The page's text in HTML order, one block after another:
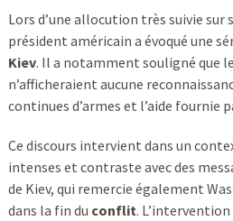
Lors d’une allocution très suivie sur
président américain a évoqué une
Kiev. Il a notamment souligné que
n’afficheraient aucune
continues d’armes et l’aide fournie
Ce discours intervient dans un
intenses et contraste avec des
de Kiev, qui remercie également
dans la fin du conflit.